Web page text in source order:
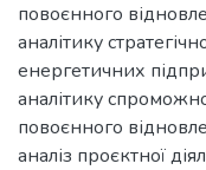
повоєнного
аналітику
енергетичних
аналітику
повоєнного
аналіз проєктної